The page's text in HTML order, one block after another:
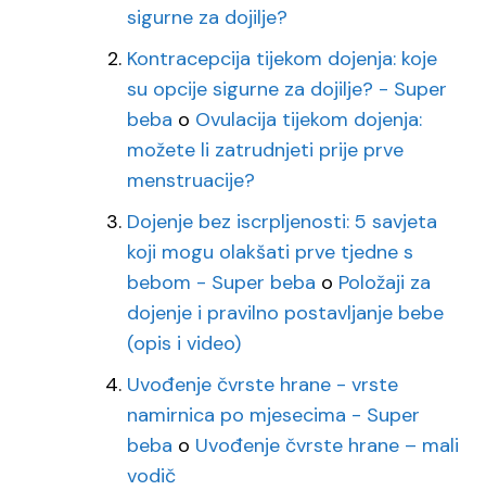
sigurne za dojilje?
Kontracepcija tijekom dojenja: koje
su opcije sigurne za dojilje? - Super
beba o Ovulacija tijekom dojenja:
možete li zatrudnjeti prije prve
menstruacije?
Dojenje bez iscrpljenosti: 5 savjeta
koji mogu olakšati prve tjedne s
bebom - Super beba o Položaji za
dojenje i pravilno postavljanje bebe
(opis i video)
Uvođenje čvrste hrane - vrste
namirnica po mjesecima - Super
beba o Uvođenje čvrste hrane – mali
vodič